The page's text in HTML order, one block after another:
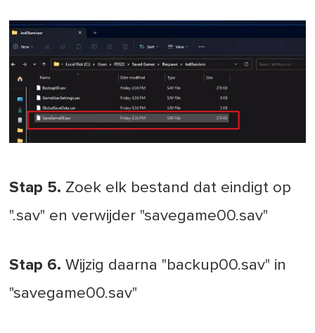
Stap 5. Zoek elk bestand dat eindigt op
".sav" en verwijder "savegame00.sav"
Stap 6. Wijzig daarna "backup00.sav" in
"savegame00.sav"